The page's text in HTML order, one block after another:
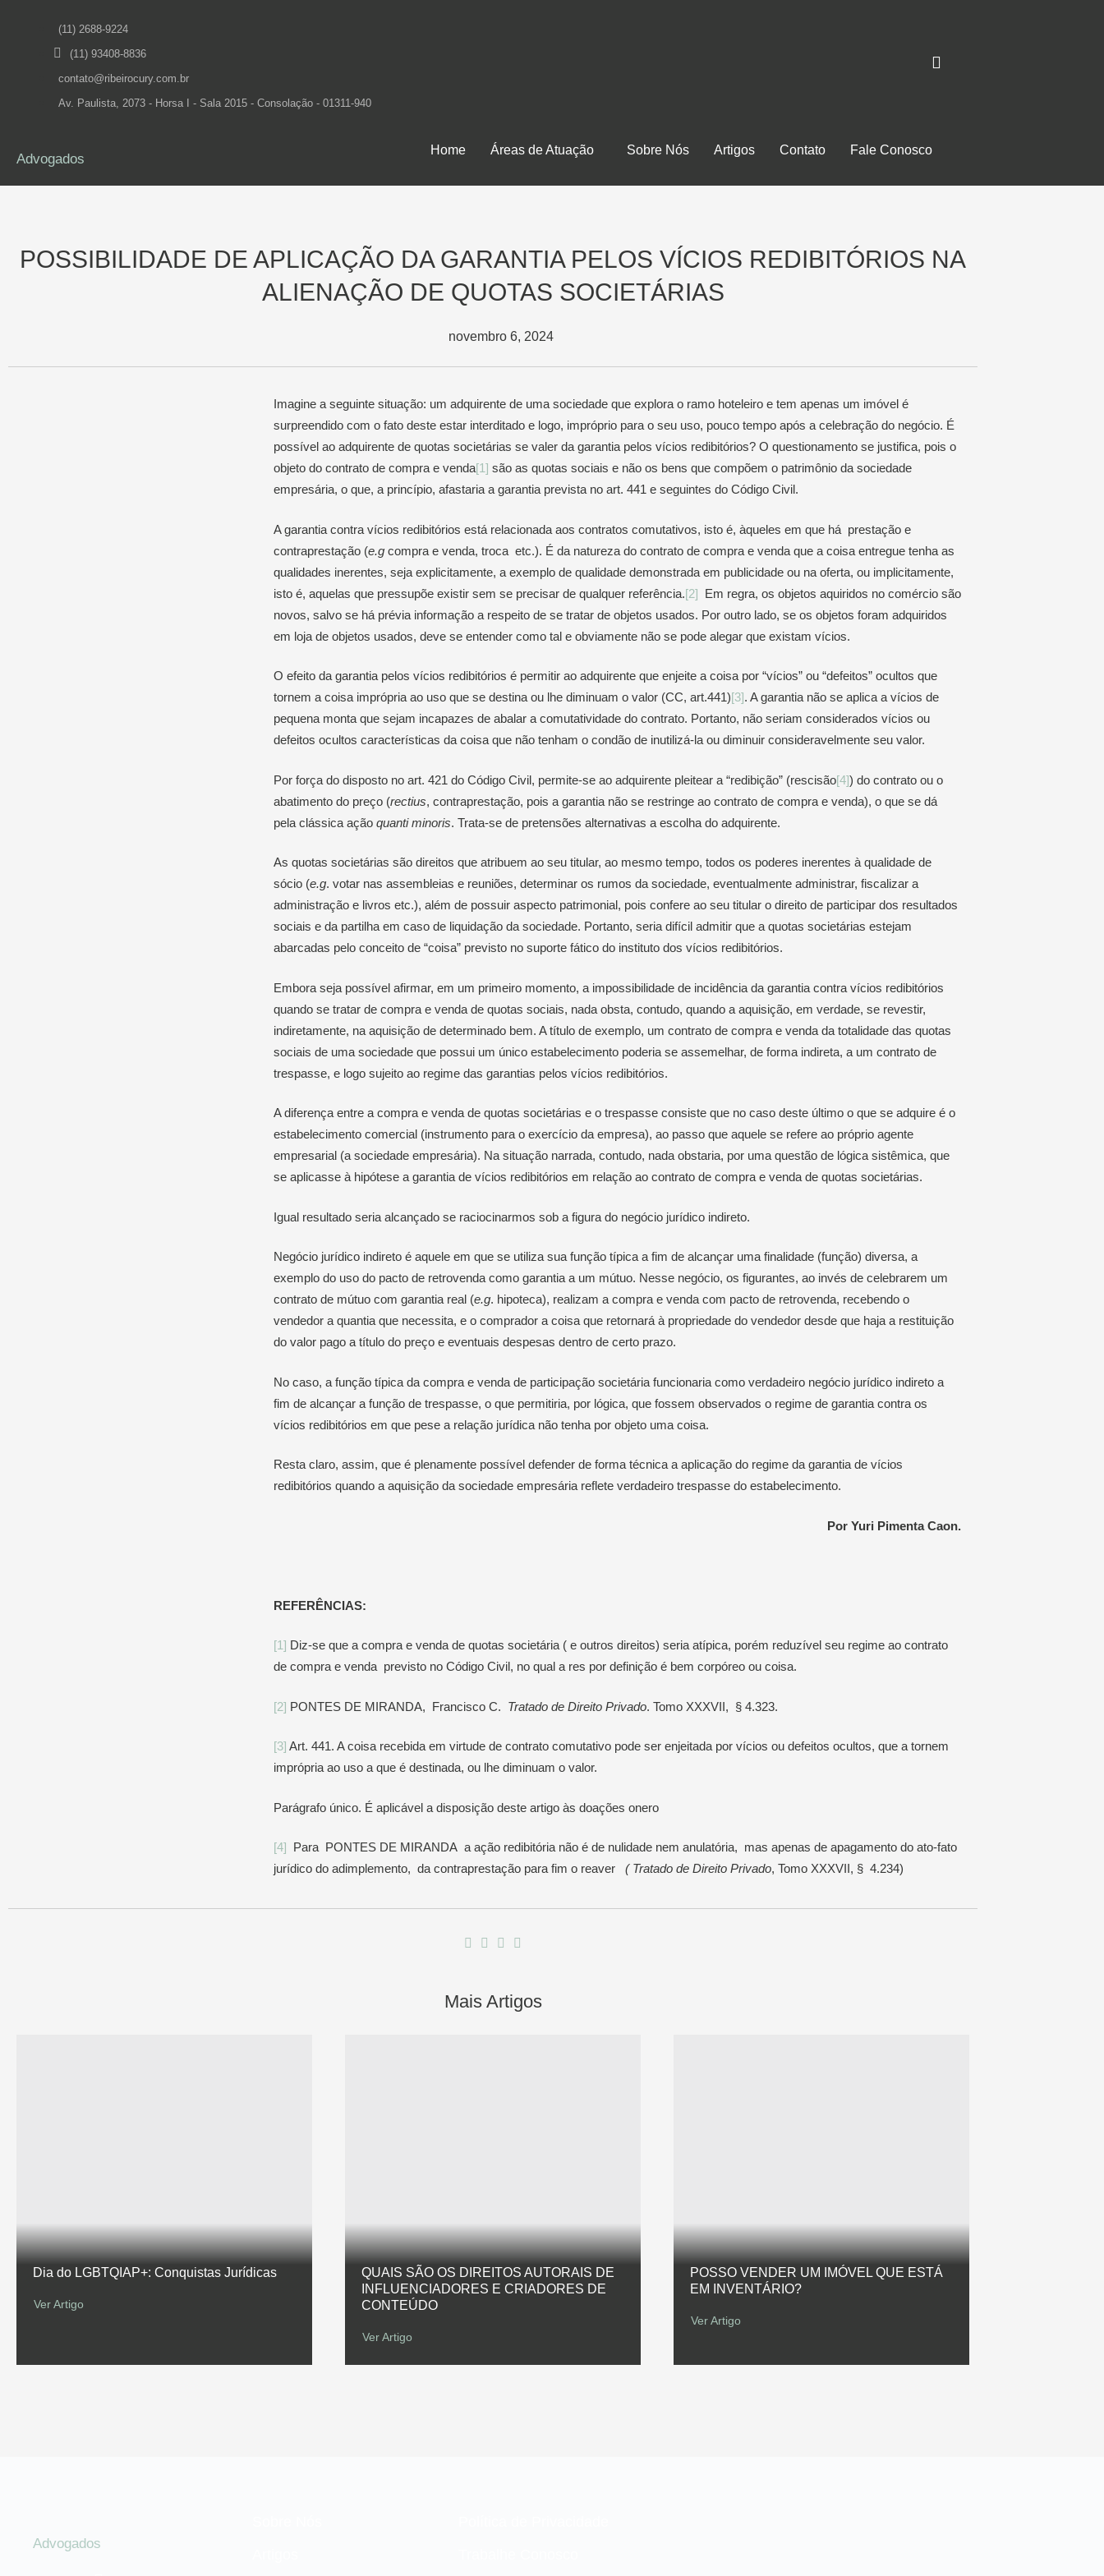
(11) 2688-9224
(11) 93408-8836
contato@ribeirocury.com.br
Av. Paulista, 2073 - Horsa I - Sala 2015 - Consolação - 01311-940
Advogados
Home Áreas de Atuação Sobre Nós Artigos Contato Fale Conosco
POSSIBILIDADE DE APLICAÇÃO DA GARANTIA PELOS VÍCIOS REDIBITÓRIOS NA
ALIENAÇÃO DE QUOTAS SOCIETÁRIAS
novembro 6, 2024
Imagine a seguinte situação: um adquirente de uma sociedade que explora o ramo hoteleiro e tem apenas um imóvel é
surpreendido com o fato deste estar interditado e logo, impróprio para o seu uso, pouco tempo após a celebração do negócio. É
possível ao adquirente de quotas societárias se valer da garantia pelos vícios redibitórios? O questionamento se justifica, pois o
objeto do contrato de compra e venda[1] são as quotas sociais e não os bens que compõem o patrimônio da sociedade
empresária, o que, a princípio, afastaria a garantia prevista no art. 441 e seguintes do Código Civil.
A garantia contra vícios redibitórios está relacionada aos contratos comutativos, isto é, àqueles em que há prestação e
contraprestação (e.gcompra e venda, troca etc.). É da natureza do contrato de compra e venda que a coisa entregue tenha as
qualidades inerentes, seja explicitamente, a exemplo de qualidade demonstrada em publicidade ou na oferta, ou implicitamente,
isto é, aquelas que pressupõe existir sem se precisar de qualquer referência.[2] Em regra, os objetos aquiridos no comércio são
novos, salvo se há prévia informação a respeito de se tratar de objetos usados. Por outro lado, se os objetos foram adquiridos
em loja de objetos usados, deve se entender como tal e obviamente não se pode alegar que existam vícios.
O efeito da garantia pelos vícios redibitórios é permitir ao adquirente que enjeite a coisa por “vícios” ou “defeitos” ocultos que
tornem a coisa imprópria ao uso que se destina ou lhe diminuam o valor (CC, art.441)[3]. A garantia não se aplica a vícios de
pequena monta que sejam incapazes de abalar a comutatividade do contrato. Portanto, não seriam considerados vícios ou
defeitos ocultos características da coisa que não tenham o condão de inutilizá-la ou diminuir consideravelmente seu valor.
Por força do disposto no art. 421 do Código Civil, permite-se ao adquirente pleitear a “redibição” (rescisão[4]) do contrato ou o
abatimento do preço (rectius, contraprestação, pois a garantia não se restringe ao contrato de compra e venda), o que se dá
pela clássica ação quanti minoris. Trata-se de pretensões alternativas a escolha do adquirente.
As quotas societárias são direitos que atribuem ao seu titular, ao mesmo tempo, todos os poderes inerentes à qualidade de
sócio (e.g. votar nas assembleias e reuniões, determinar os rumos da sociedade, eventualmente administrar, fiscalizar a
administração e livros etc.), além de possuir aspecto patrimonial, pois confere ao seu titular o direito de participar dos resultados
sociais e da partilha em caso de liquidação da sociedade. Portanto, seria difícil admitir que a quotas societárias estejam
abarcadas pelo conceito de “coisa” previsto no suporte fático do instituto dos vícios redibitórios.
Embora seja possível afirmar, em um primeiro momento, a impossibilidade de incidência da garantia contra vícios redibitórios
quando se tratar de compra e venda de quotas sociais, nada obsta, contudo, quando a aquisição, em verdade, se revestir,
indiretamente, na aquisição de determinado bem. A título de exemplo, um contrato de compra e venda da totalidade das quotas
sociais de uma sociedade que possui um único estabelecimento poderia se assemelhar, de forma indireta, a um contrato de
trespasse, e logo sujeito ao regime das garantias pelos vícios redibitórios.
A diferença entre a compra e venda de quotas societárias e o trespasse consiste que no caso deste último o que se adquire é o
estabelecimento comercial (instrumento para o exercício da empresa), ao passo que aquele se refere ao próprio agente
empresarial (a sociedade empresária). Na situação narrada, contudo, nada obstaria, por uma questão de lógica sistêmica, que
se aplicasse à hipótese a garantia de vícios redibitórios em relação ao contrato de compra e venda de quotas societárias.
Igual resultado seria alcançado se raciocinarmos sob a figura do negócio jurídico indireto.
Negócio jurídico indireto é aquele em que se utiliza sua função típica a fim de alcançar uma finalidade (função) diversa, a
exemplo do uso do pacto de retrovenda como garantia a um mútuo. Nesse negócio, os figurantes, ao invés de celebrarem um
contrato de mútuo com garantia real (e.g. hipoteca), realizam a compra e venda com pacto de retrovenda, recebendo o
vendedor a quantia que necessita, e o comprador a coisa que retornará à propriedade do vendedor desde que haja a restituição
do valor pago a título do preço e eventuais despesas dentro de certo prazo.
No caso, a função típica da compra e venda de participação societária funcionaria como verdadeiro negócio jurídico indireto a
fim de alcançar a função de trespasse, o que permitiria, por lógica, que fossem observados o regime de garantia contra os
vícios redibitórios em que pese a relação jurídica não tenha por objeto uma coisa.
Resta claro, assim, que é plenamente possível defender de forma técnica a aplicação do regime da garantia de vícios
redibitórios quando a aquisição da sociedade empresária reflete verdadeiro trespasse do estabelecimento.
Por Yuri Pimenta Caon.
REFERÊNCIAS:
[1] Diz-se que a compra e venda de quotas societária ( e outros direitos) seria atípica, porém reduzível seu regime ao contrato
de compra e venda previsto no Código Civil, no qual a res por definição é bem corpóreo ou coisa.
[2] PONTES DE MIRANDA, Francisco C. Tratado de Direito Privado. Tomo XXXVII, § 4.323.
[3] Art. 441. A coisa recebida em virtude de contrato comutativo pode ser enjeitada por vícios ou defeitos ocultos, que a tornem
imprópria ao uso a que é destinada, ou lhe diminuam o valor.
Parágrafo único. É aplicável a disposição deste artigo às doações onero
[4] Para PONTES DE MIRANDA a ação redibitória não é de nulidade nem anulatória, mas apenas de apagamento do ato-fato
jurídico do adimplemento, da contraprestação para fim o reaver ( Tratado de Direito Privado, Tomo XXXVII, § 4.234)
Mais Artigos
Dia do LGBTQIAP+: Conquistas Jurídicas
Ver Artigo
QUAIS SÃO OS DIREITOS AUTORAIS DE
INFLUENCIADORES E CRIADORES DE
CONTEÚDO
Ver Artigo
POSSO VENDER UM IMÓVEL QUE ESTÁ
EM INVENTÁRIO?
Ver Artigo
Advogados